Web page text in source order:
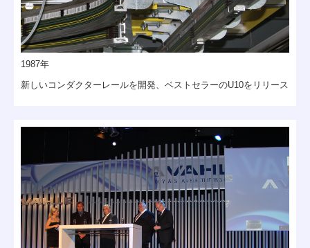
1987年
新しいコンダクターレールを開発、ベストセラーのU10をリリース